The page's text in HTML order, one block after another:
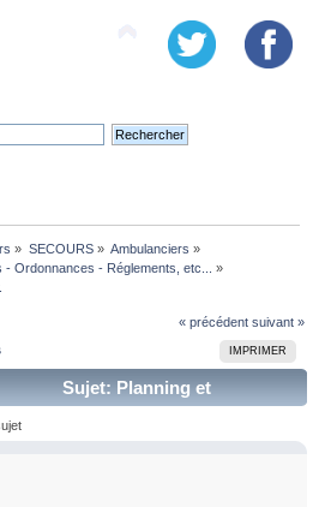
» SECOURS» Ambulanciers »
Ordonnances - Réglements, etc...
»
« précédent suivant »
IMPRIMER
Sujet: Planning et
59125 fois)